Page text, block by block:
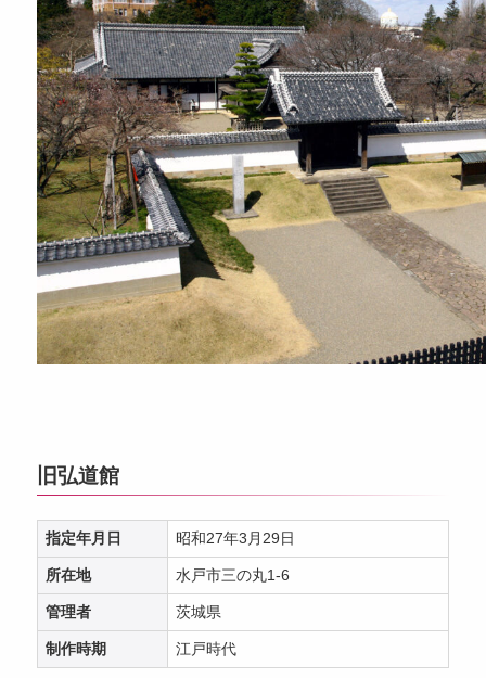
旧弘道館
指定年月日 昭和27年3月29日
所在地 水戸市三の丸1-6
管理者 茨城県
制作時期 江戸時代